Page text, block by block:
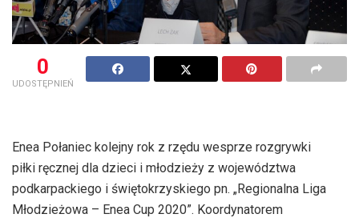
0
UDOSTĘPNIEŃ
Enea Połaniec kolejny rok z rzędu wesprze rozgrywki
piłki ręcznej dla dzieci i młodzieży z województwa
podkarpackiego i świętokrzyskiego pn. „Regionalna Liga
Młodzieżowa – Enea Cup 2020”. Koordynatorem